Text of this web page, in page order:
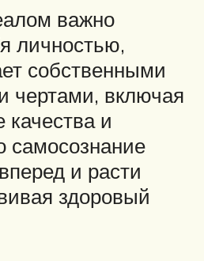
важно
личностью,
собственными
чертами, включая
и
самосознание
и расти
здоровый